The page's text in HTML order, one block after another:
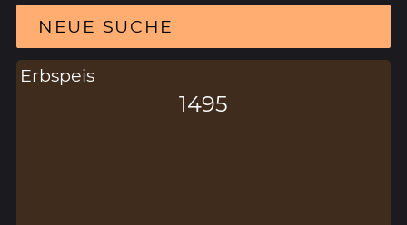
NEUE SUCHE
Erbspeis
1495